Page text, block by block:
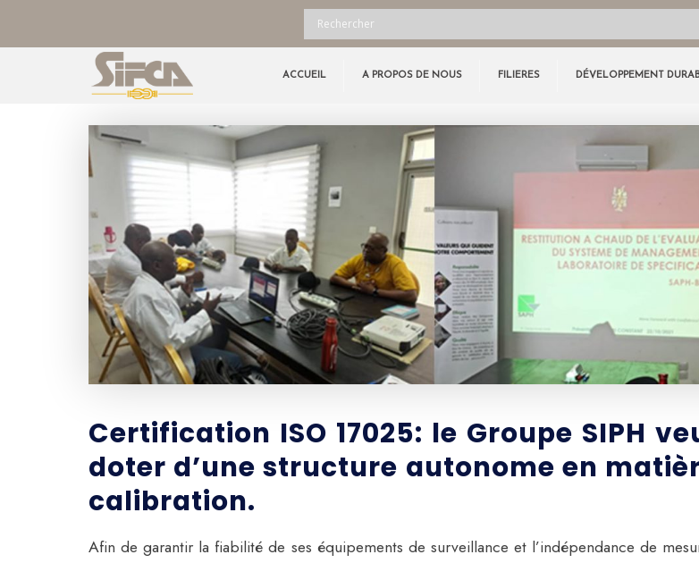
ACCUEIL A PROPOS DE NOUS FILIERES DÉVELOPPEMENT
Certification ISO 17025: le Groupe SIPH
doter d’une structure autonome en
calibration.
Afin de garantir la fiabilité de ses équipements de surveillance et l’indépendance de